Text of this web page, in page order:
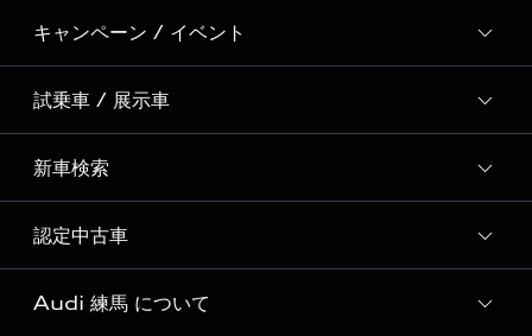
キャンペーン / イベント
全国統一イベント
ディーラー独自イベント
試乗車 / 展示車
試乗予約
試乗車・展示車一覧
新車検索
新車検索
認定中古車
Audi認定中古車検索
Audi 練馬 について